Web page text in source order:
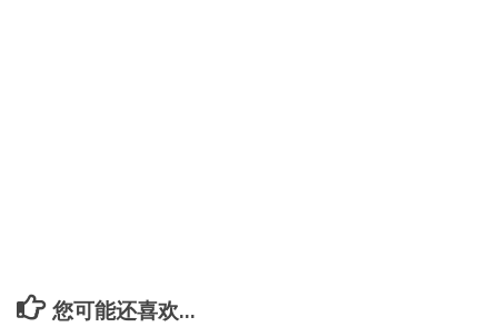
您可能还喜欢...